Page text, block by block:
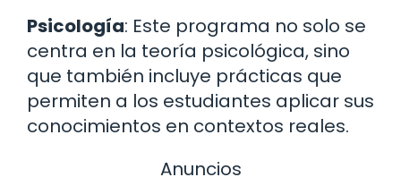
Psicología: Este programa no solo se
centra en la teoría psicológica, sino
que también incluye prácticas que
permiten a los estudiantes aplicar sus
conocimientos en contextos reales.
Anuncios